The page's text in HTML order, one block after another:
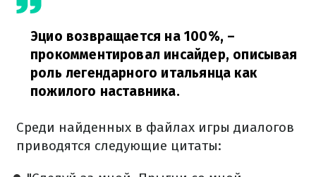
Эцио возвращается на 100%, –
прокомментировал инсайдер, описывая
роль легендарного итальянца как
пожилого наставника.
Среди найденных в файлах игры диалогов
приводятся следующие цитаты: